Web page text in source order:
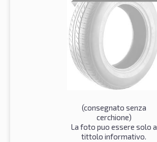
(consegnato senza
cerchione)
La foto puo essere solo a
tittolo informativo.